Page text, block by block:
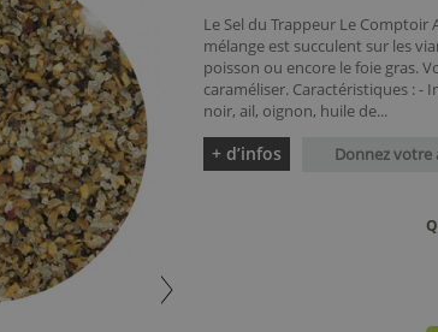
Le Sel du Trappeur Le Comptoir
mélange est succulent sur les
poisson ou encore le foie gras.
caraméliser. Caractéristiques : -
noir, ail, oignon, huile de...
+ d’infos Donnez votre